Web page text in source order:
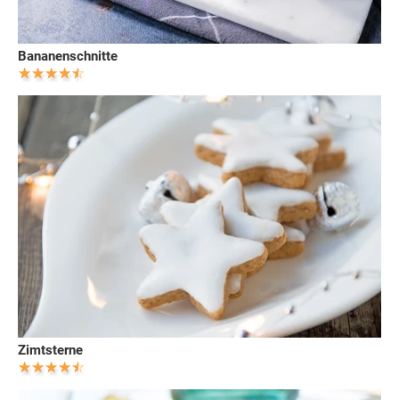
Bananenschnitte
Zimtsterne